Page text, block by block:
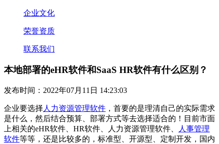
企业文化
荣誉资质
联系我们
本地部署的eHR软件和SaaS HR软件有什么区别？
发布时间：2022年07月11日 14:23:03
企业要选择 人力资源管理软件 ，首要的是理清自己的实际需求
是什么，然后结合预算、部署方式等去选择适合的！目前市面
上相关的eHR软件、 HR软件、人力资源管理软件、
人事管理
软件等等，还是比较多的， 标准型、开源型、定制开发，国内